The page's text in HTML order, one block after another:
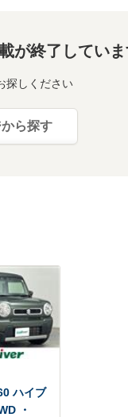
が終了してい
探しください
ら探す
ハイブ
・